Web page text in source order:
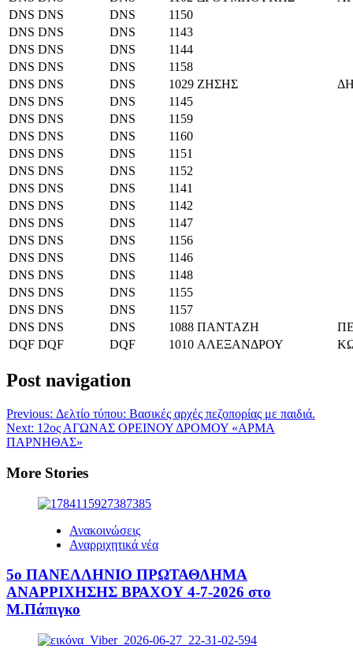
DNS DNS DNS
1150
DNS DNS DNS
1143
DNS DNS DNS
1144
DNS DNS DNS
1158
DNS DNS DNS 1029 ΖΗΣΗΣ
DNS DNS DNS
1145
DNS DNS DNS
1159
DNS DNS DNS
1160
DNS DNS DNS
1151
DNS DNS DNS
1152
DNS DNS DNS
1141
DNS DNS DNS
1142
DNS DNS DNS
1147
DNS DNS DNS
1156
DNS DNS DNS
1146
DNS DNS DNS
1148
DNS DNS DNS
1155
DNS DNS DNS
1157
DNS DNS DNS 1088 ΠΑΝΤΑΖΗ
DQF DQF DQF 1010 ΑΛΕΞΑΝΔΡΟΥ
Post navigation
Previous: Δελτίο τύπου: Βασικές αρχές πεζοπορίας με παιδιά.
Next: 12ος ΑΓΩΝΑΣ ΟΡΕΙΝΟΥ ΔΡΟΜΟΥ «ΑΡΜΑ
ΠΑΡΝΗΘΑΣ»
More Stories
Ανακοινώσεις
Αναρριχητικά νέα
5ο ΠΑΝΕΛΛΗΝΙΟ ΠΡΩΤΑΘΛΗΜΑ
ΑΝΑΡΡΙΧΗΣΗΣ ΒΡΑΧΟΥ 4-7-2026 στο
Μ.Πάπιγκο